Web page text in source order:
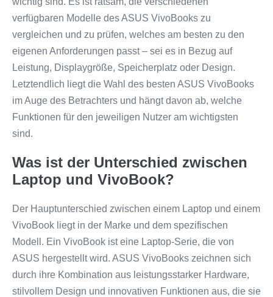
verfügbaren Modelle des ASUS VivoBooks zu
vergleichen und zu prüfen, welches am besten zu den
eigenen Anforderungen passt – sei es in Bezug auf
Leistung, Displaygröße, Speicherplatz oder Design.
Letztendlich liegt die Wahl des besten ASUS VivoBooks
im Auge des Betrachters und hängt davon ab, welche
Funktionen für den jeweiligen Nutzer am wichtigsten
sind.
Was ist der Unterschied zwischen
Laptop und VivoBook?
Der Hauptunterschied zwischen einem Laptop und einem
VivoBook liegt in der Marke und dem spezifischen
Modell. Ein VivoBook ist eine Laptop-Serie, die von
ASUS hergestellt wird. ASUS VivoBooks zeichnen sich
durch ihre Kombination aus leistungsstarker Hardware,
stilvollem Design und innovativen Funktionen aus, die sie